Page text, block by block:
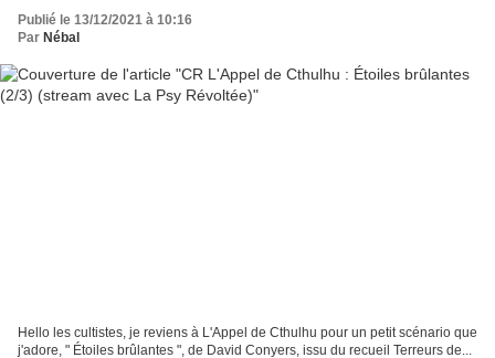
Publié le 13/12/2021 à 10:16
Par Nébal
Hello les cultistes, je reviens à L'Appel de Cthulhu pour un petit scénario que
j'adore, " Étoiles brûlantes ", de David Conyers, issu du recueil Terreurs de...